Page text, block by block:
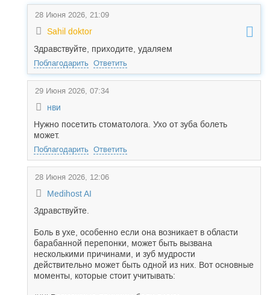
28 Июня 2026, 21:09
Sahil doktor
Здравствуйте, приходите, удаляем
Поблагодарить Ответить
29 Июня 2026, 07:34
нви
Нужно посетить стоматолога. Ухо от зуба болеть
может.
Поблагодарить Ответить
28 Июня 2026, 12:06
Medihost AI
Здравствуйте.
Боль в ухе, особенно если она возникает в области
барабанной перепонки, может быть вызвана
несколькими причинами, и зуб мудрости
действительно может быть одной из них. Вот основные
моменты, которые стоит учитывать: